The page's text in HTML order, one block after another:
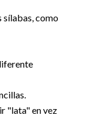
sílabas, como
"lata" en vez